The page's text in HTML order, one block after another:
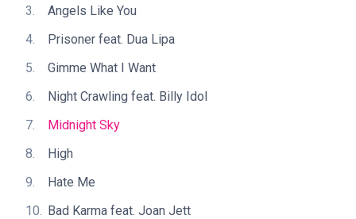
Angels Like You
Prisoner feat. Dua Lipa
Gimme What I Want
Night Crawling feat. Billy Idol
Midnight Sky
High
Hate Me
Bad Karma feat. Joan Jett